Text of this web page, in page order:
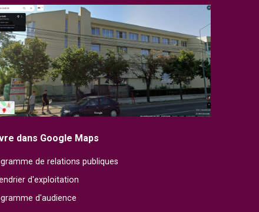
dans Google Maps
de relations publiques
d'exploitation
d'audience